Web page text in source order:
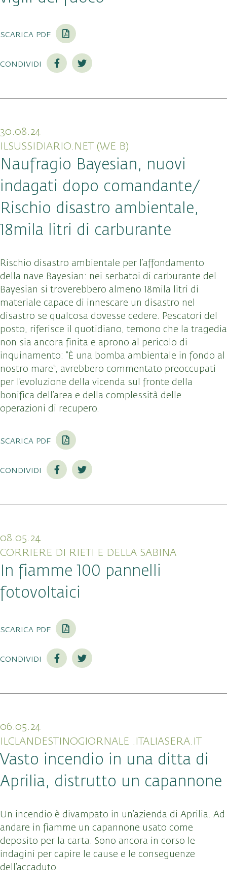
scarica pdf
condividi
30.08.24
ILSUSSIDIARIO.NET (WE B)
Naufragio Bayesian, nuovi
indagati dopo comandante/
Rischio disastro ambientale,
18mila litri di carburante
Rischio disastro ambientale per l’affondamento
della nave Bayesian: nei serbatoi di carburante del
Bayesian si troverebbero almeno 18mila litri di
materiale capace di innescare un disastro nel
disastro se qualcosa dovesse cedere. Pescatori del
posto, riferisce il quotidiano, temono che la tragedia
non sia ancora finita e aprono al pericolo di
inquinamento: “È una bomba ambientale in fondo al
nostro mare“, avrebbero commentato preoccupati
per l’evoluzione della vicenda sul fronte della
bonifica dell’area e della complessità delle
operazioni di recupero.
scarica pdf
condividi
08.05.24
CORRIERE DI RIETI E DELLA SABINA
In fiamme 100 pannelli
fotovoltaici
scarica pdf
condividi
06.05.24
ILCLANDESTINOGIORNALE .ITALIASERA.IT
Vasto incendio in una ditta di
Aprilia, distrutto un capannone
Un incendio è divampato in un’azienda di Aprilia. Ad
andare in fiamme un capannone usato come
deposito per la carta. Sono ancora in corso le
indagini per capire le cause e le conseguenze
dell’accaduto.